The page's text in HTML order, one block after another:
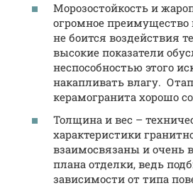
Морозостойкость и
огромное преимущество
не боится воздействия
высокие показатели
неспособностью этого
накапливать влагу.
керамогранита хорошо
Толщина и вес –
характеристики
взаимосвязаны и очень
плана отделки, ведь
зависимости от типа